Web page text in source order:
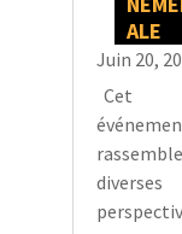
ALE
Juin 20,
Cet
rassemble
diverses